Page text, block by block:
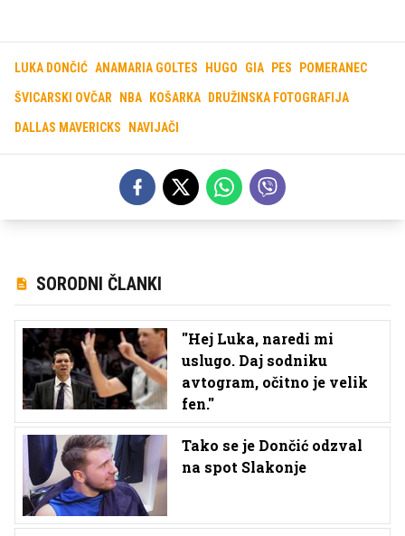
LUKA DONČIĆ ANAMARIA GOLTES HUGO GIA PES POMERANEC
ŠVICARSKI OVČAR NBA KOŠARKA DRUŽINSKA FOTOGRAFIJA
DALLAS MAVERICKS NAVIJAČI
SORODNI ČLANKI
''Hej Luka, naredi mi
uslugo. Daj sodniku
avtogram, očitno je velik
fen.''
Tako se je Dončić odzval
na spot Slakonje